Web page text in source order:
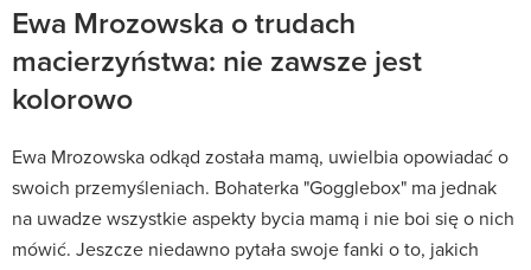
Ewa Mrozowska o trudach
macierzyństwa: nie zawsze jest
kolorowo
Ewa Mrozowska odkąd została mamą, uwielbia opowiadać o
swoich przemyśleniach. Bohaterka "Gogglebox" ma jednak
na uwadze wszystkie aspekty bycia mamą i nie boi się o nich
mówić. Jeszcze niedawno pytała swoje fanki o to, jakich